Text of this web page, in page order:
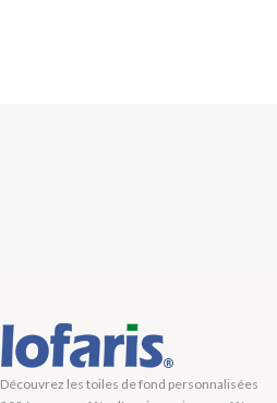
Découvrez les toiles de fond personnalisées